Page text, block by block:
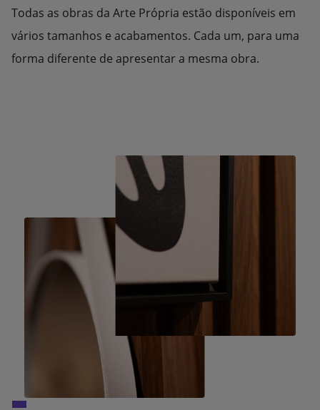
Todas as obras da Arte Própria estão disponíveis em
vários tamanhos e acabamentos. Cada um, para uma
forma diferente de apresentar a mesma obra.